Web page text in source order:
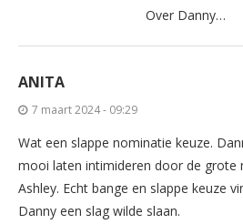
Over Danny…
ANITA
7 maart 2024 - 09:29
Wat een slappe nominatie keuze.
mooi laten intimideren door de grote
Ashley. Echt bange en slappe keuze
Danny een slag wilde slaan.